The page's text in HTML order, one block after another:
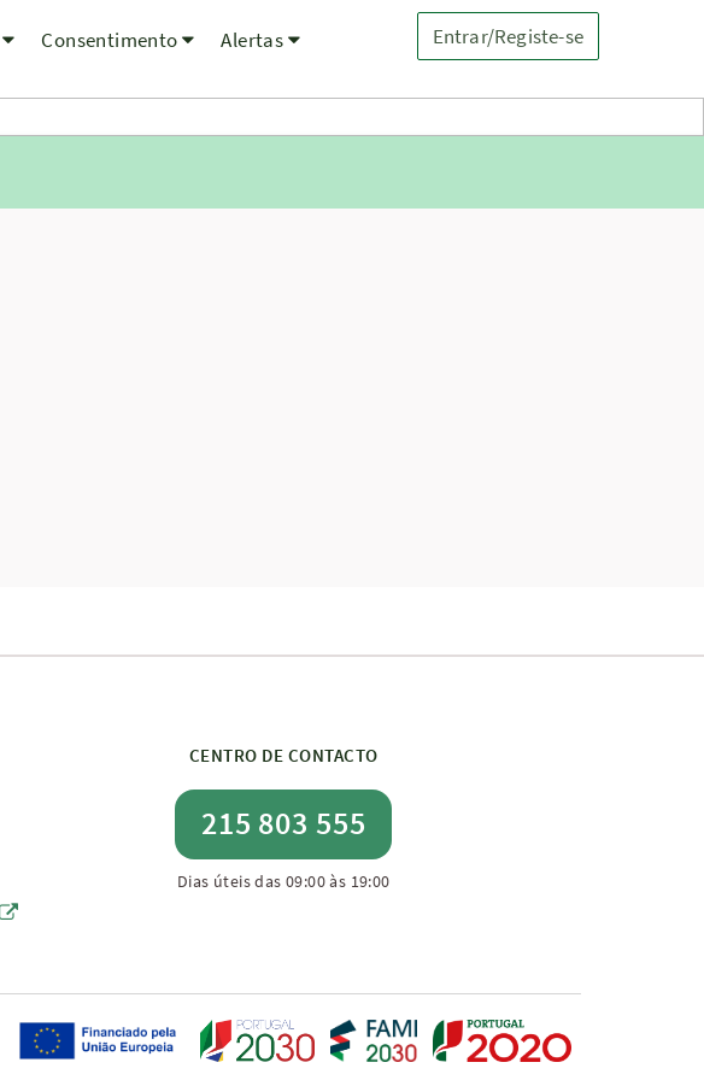
Entrar/Registe-se
Consentimento Alertas
CENTRO DE CONTACTO
215 803 555
Dias úteis das 09:00 às 19:00